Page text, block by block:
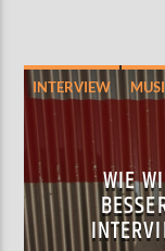
SURPRISE
CHAI
INTERVIEW
WIE